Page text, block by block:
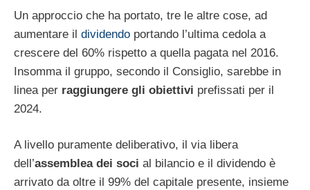
Un approccio che ha portato, tre le altre cose, ad
aumentare il dividendo portando l’ultima cedola a
crescere del 60% rispetto a quella pagata nel 2016.
Insomma il gruppo, secondo il Consiglio, sarebbe in
linea per raggiungere gli obiettivi prefissati per il
2024.
A livello puramente deliberativo, il via libera
dell’assemblea dei soci al bilancio e il dividendo è
arrivato da oltre il 99% del capitale presente, insieme